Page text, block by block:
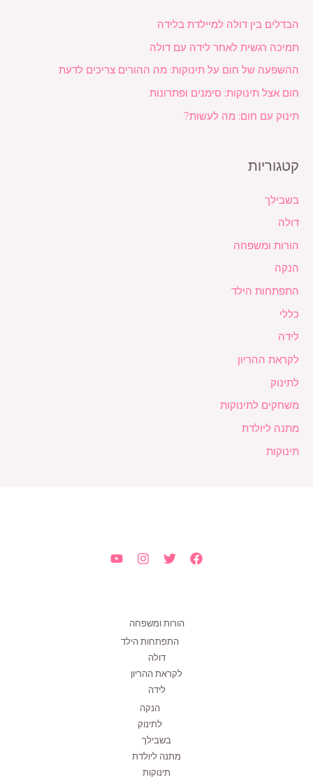
הבדלים בין דולה למיילדת בלידה
תמיכה רגשית לאחר לידה עם דולה
ההשפעה של חום על תינוקות: מה ההורים צריכים לדעת
חום אצל תינוקות: סימנים ופתרונות
תינוק עם חום: מה לעשות?
קטגוריות
בשבילך
דולה
הורות ומשפחה
הנקה
התפתחות הילד
כללי
לידה
לקראת ההריון
לתינוק
משחקים לתינוקות
מתנה ליולדת
תינוקות
הורות ומשפחה
התפתחות הילד
דולה
לקראת ההריון
לידה
הנקה
לתינוק
בשבילך
מתנה ליולדת
תינוקות